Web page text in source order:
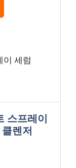
이 세럼
스프레이
렌저